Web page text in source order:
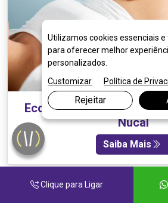
Ecografia Obstétrica com
Nucal
Saiba Mais
Clique para Ligar
Utilizamos cookies essenciais e
para oferecer melhor
personalizados.
Customizar
Política de
Rejeitar